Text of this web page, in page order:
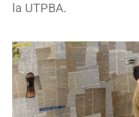
la UTPBA.